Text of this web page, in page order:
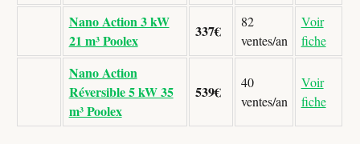
Nano Action 3 kW
21 m³ Poolex
337€
82
ventes/an
Voir
fiche
Nano Action
Réversible 5 kW 35
m³ Poolex
539€
40
ventes/an
Voir
fiche